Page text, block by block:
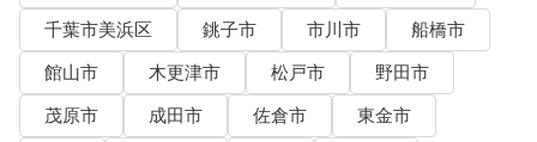
千葉市美浜区
銚子市 市川市
船橋市
館山市
木更津市 松戸市
野田市
茂原市
成田市 佐倉市
東金市